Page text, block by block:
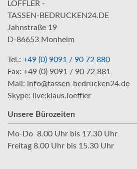
LÖFFLER -
TASSEN-BEDRUCKEN24.DE
Jahnstraße 19
D-86653 Monheim
Tel.: +49 (0) 9091 / 90 72 880
Fax: +49 (0) 9091 / 90 72 881
Mail: info@tassen-bedrucken24.de
Skype: live:klaus.loeffler
Unsere Bürozeiten
Mo-Do 8.00 Uhr bis 17.30 Uhr
Freitag 8.00 Uhr bis 15.30 Uhr